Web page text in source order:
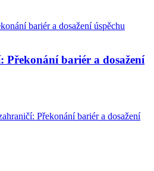
bariér a dosažení
Překonání bariér a dosažení